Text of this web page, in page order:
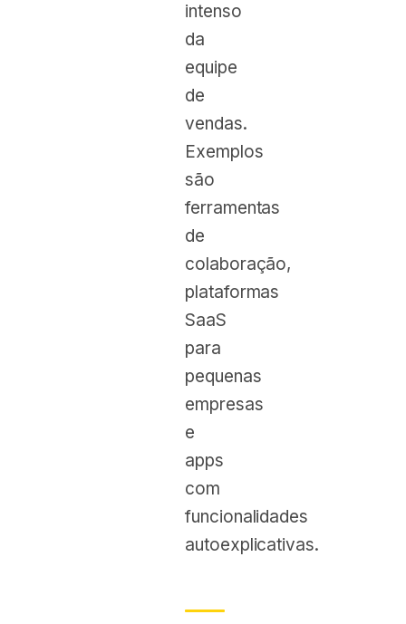
intenso
da
equipe
de
vendas.
Exemplos
são
ferramentas
de
colaboração,
plataformas
SaaS
para
pequenas
empresas
e
apps
com
funcionalidades
autoexplicativas.